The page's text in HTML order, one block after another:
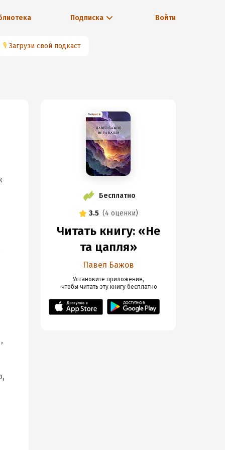
Подписка Войти
🎙 Загрузи свой подкаст
Бесплатно
3.5 (4 оценки)
Читать книгу: «Не
та цапля»
Павел Бажов
Установите приложение,
чтобы читать эту книгу бесплатно